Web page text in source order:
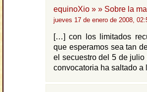
equinoXio » » Sobre la
jueves 17 de enero de 2008,
[…] con los limitados
que esperamos sea tan
el secuestro del 5 de
convocatoria ha saltado a